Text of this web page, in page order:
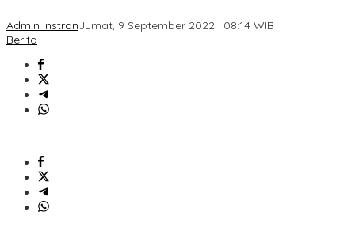
Admin InstranJumat, 9 September 2022 | 08:14 WIB
Berita